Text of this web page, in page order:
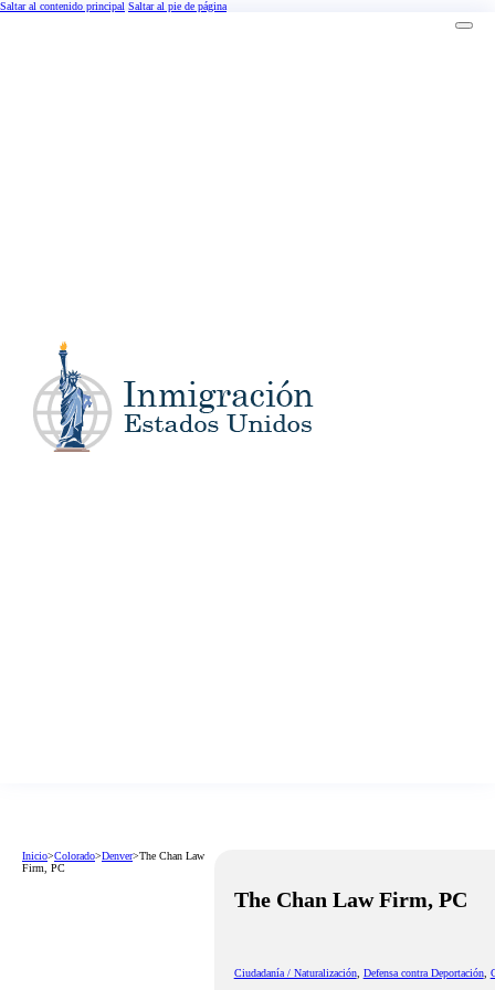
Saltar al contenido principal Saltar al pie de página
Inicio>Colorado>Denver>The Chan Law
Firm, PC
The Chan Law Firm, PC
Ciudadanía / Naturalización, Defensa contra Deportación,